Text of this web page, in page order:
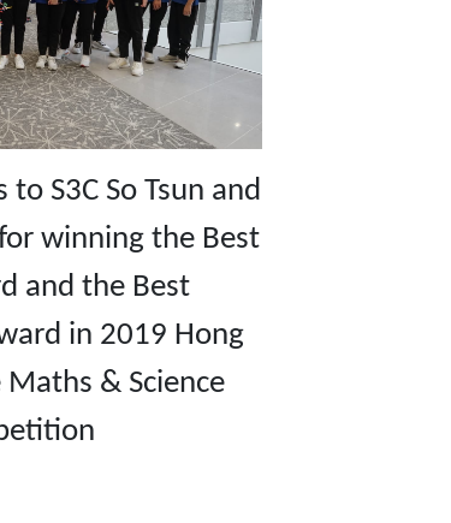
S3C So Tsun and
for winning the Best
and the Best
in 2019 Hong
Maths & Science